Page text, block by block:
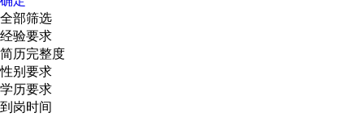
全部筛选
经验要求
简历完整度
性别要求
学历要求
到岗时间